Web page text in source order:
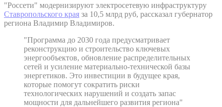
"Россети" модернизируют электросетевую инфраструктуру
Ставропольского края за 10,5 млрд руб, рассказал губернатор
региона Владимир Владимиров.
"Программа до 2030 года предусматривает
реконструкцию и строительство ключевых
энергообъектов, обновление распределительных
сетей и усиление материально-технической базы
энергетиков. Это инвестиции в будущее края,
которые помогут сократить риски
технологических нарушений и создать запас
мощности для дальнейшего развития региона"